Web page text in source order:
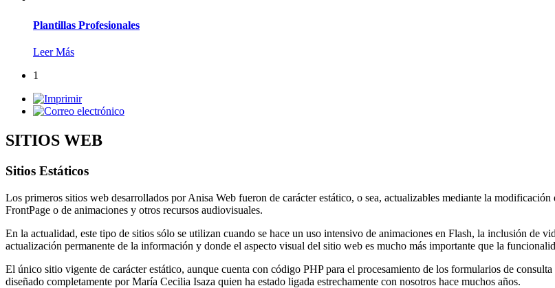
Plantillas Profesionales
Leer Más
1
SITIOS WEB
Sitios Estáticos
Los primeros sitios web desarrollados por Anisa Web fueron de carácter estático, o sea, actualizables mediante la
FrontPage o de animaciones y otros recursos audiovisuales.
En la actualidad, este tipo de sitios sólo se utilizan cuando se hace un uso intensivo de animaciones en Flash, la inclusión de
actualización permanente de la información y donde el aspecto visual del sitio web es mucho más importante que la
El único sitio vigente de carácter estático, aunque cuenta con código PHP para el procesamiento de los formularios de
diseñado completamente por María Cecilia Isaza quien ha estado ligada estrechamente con nosotros hace muchos años.